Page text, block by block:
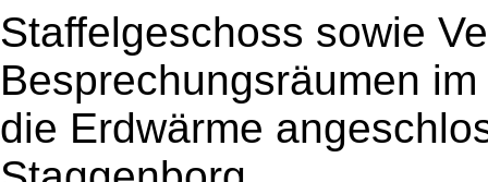
Staffelgeschoss sowie
Besprechungsräumen
die Erdwärme